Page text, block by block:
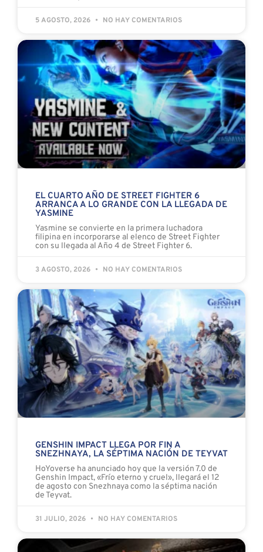
5 AGOSTO, 2026 NO HAY COMENTARIOS
EL CUARTO AÑO DE STREET FIGHTER 6
ARRANCA A LO GRANDE CON LA LLEGADA DE
YASMINE
Yasmine se convierte en la primera luchadora
filipina en incorporarse al elenco de Street Fighter
con su llegada al Año 4 de Street Fighter 6.
3 AGOSTO, 2026 NO HAY COMENTARIOS
GENSHIN IMPACT LLEGA POR FIN A
SNEZHNAYA, LA SÉPTIMA NACIÓN DE TEYVAT
HoYoverse ha anunciado hoy que la versión 7.0 de
Genshin Impact, «Frío eterno y cruel», llegará el 12
de agosto con Snezhnaya como la séptima nación
de Teyvat.
31 JULIO, 2026 NO HAY COMENTARIOS